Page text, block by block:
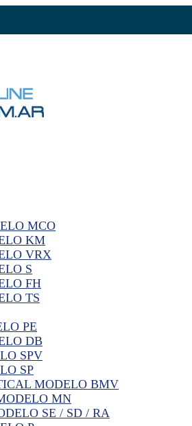
MCO
KM
VRX
S
FH
TS
PE
DB
SPV
SP
MODELO BMV
MN
SE / SD / RA